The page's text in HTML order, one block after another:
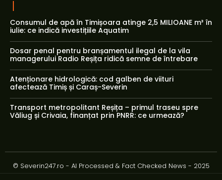
Consumul de apă în Timișoara atinge 2,5 MILIOANE m³ în
iulie: ce indică investițiile Aquatim
Dosar penal pentru branșamentul ilegal de la vila
managerului Radio Reșița ridică semne de întrebare
Atenționare hidrologică: cod galben de viituri
afectează Timiș și Caraș-Severin
Transport metropolitant Reșița – primul traseu spre
Văliug și Crivaia, finanțat prin PNRR: ce urmează?
© Severin247.ro - AI Processed & Fact Checked News - 2025